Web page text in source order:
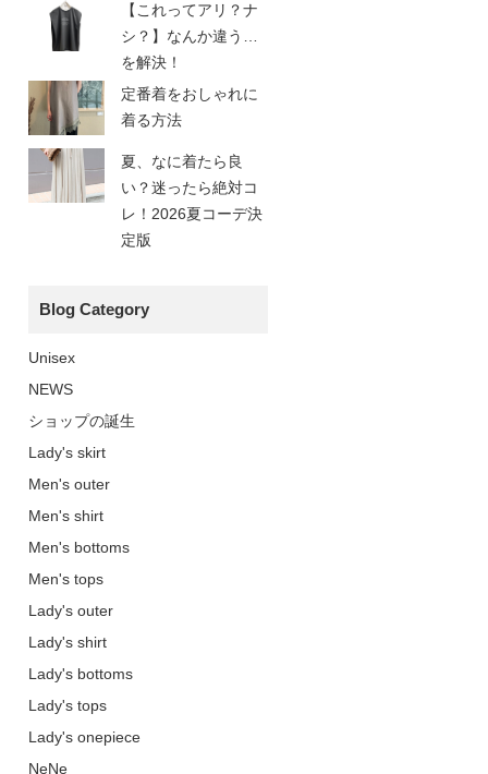
【これってアリ？ナ
シ？】なんか違う…
を解決！
定番着をおしゃれに
着る方法
夏、なに着たら良
い？迷ったら絶対コ
レ！2026夏コーデ決
定版
Blog Category
Unisex
NEWS
ショップの誕生
Lady's skirt
Men's outer
Men's shirt
Men's bottoms
Men's tops
Lady's outer
Lady's shirt
Lady's bottoms
Lady's tops
Lady's onepiece
NeNe